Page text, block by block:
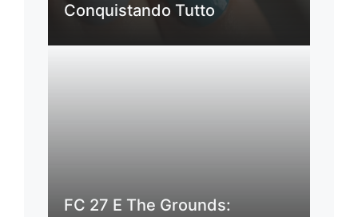
Conquistando Tutto
FC 27 E The Grounds: